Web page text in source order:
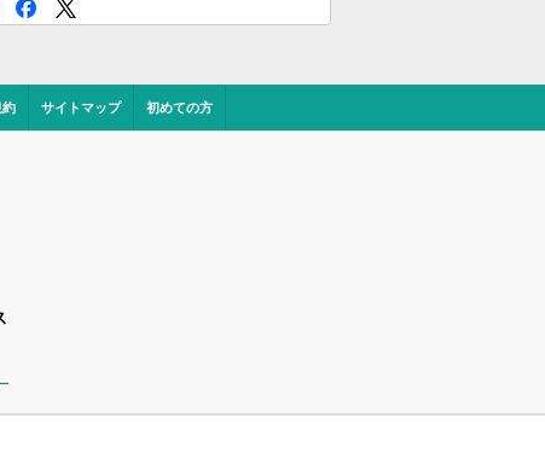
サイトマップ 初めての方